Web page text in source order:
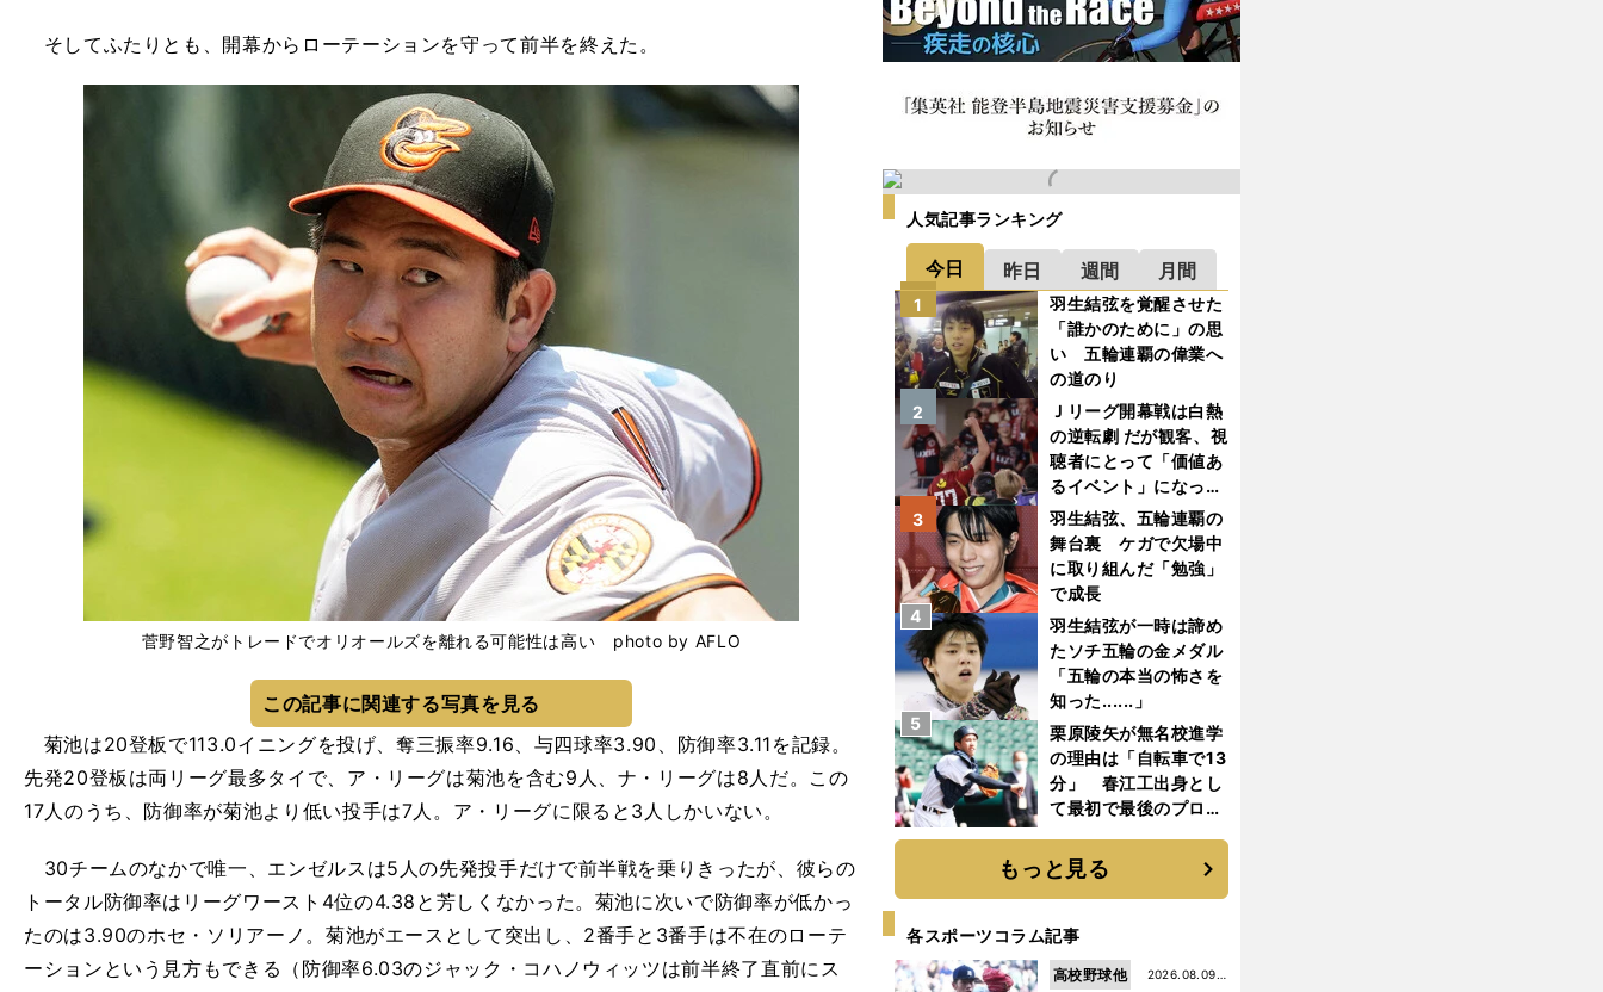
そしてふたりとも、開幕からローテーションを守って前半を終えた。
菅野智之がトレードでオリオールズを離れる可能性は高い photo by AFLO
この記事に関連する写真を見る
菊池は20登板で113.0イニングを投げ、奪三振率9.16、与四球率3.90、防御率3.11を記録。
先発20登板は両リーグ最多タイで、ア・リーグは菊池を含む9人、ナ・リーグは8人だ。この
17人のうち、防御率が菊池より低い投手は7人。ア・リーグに限ると3人しかいない。
30チームのなかで唯一、エンゼルスは5人の先発投手だけで前半戦を乗りきったが、彼らの
トータル防御率はリーグワースト4位の4.38と芳しくなかった。菊池に次いで防御率が低かっ
たのは3.90のホセ・ソリアーノ。菊池がエースとして突出し、2番手と3番手は不在のローテ
ーションという見方もできる（防御率6.03のジャック・コハノウィッツは前半終了直前にス
人気記事ランキング
今日 昨日 週間 月間
羽生結弦を覚醒させた
「誰かのために」の思
い 五輪連覇の偉業へ
の道のり
1
Ｊリーグ開幕戦は白熱
の逆転劇 だが観客、視
聴者にとって「価値あ
るイベント」になって
いたか
2
羽生結弦、五輪連覇の
舞台裏 ケガで欠場中
に取り組んだ「勉強」
で成長
3
羽生結弦が一時は諦め
たソチ五輪の金メダル
「五輪の本当の怖さを
知った......」
4
栗原陵矢が無名校進学
の理由は「自転車で13
分」 春江工出身とし
て最初で最後のプロ野
5
もっと見る
各スポーツコラム記事
2026.08.09更
高校野球他